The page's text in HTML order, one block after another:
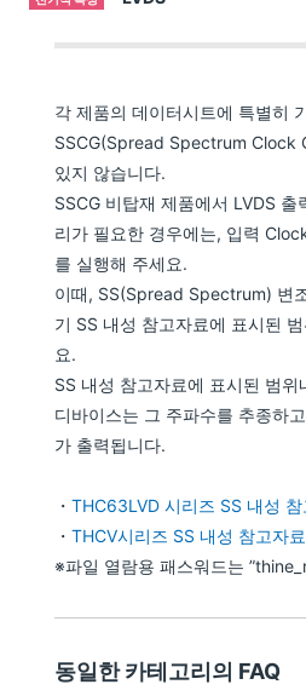
각 제품의 데이터시트에 특별히
SSCG(Spread Spectrum Clock
있지 않습니다.
SSCG 비탑재 제품에서 LVDS 출
리가 필요한 경우에는, 입력
를 실행해 주세요.
이때, SS(Spread Spectrum) 변
기 SS 내성 참고자료에 표시된
요.
SS 내성 참고자료에 표시된 범
디바이스는 그 주파수를 추종하
가 출력됩니다.
・THC63LVD 시리즈 SS 내성 참
・THCV시리즈 SS 내성 참고자료
※파일 열람용 패스워드는
동일한 카테고리의 FAQ